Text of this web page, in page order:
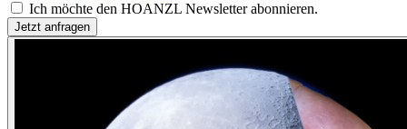
Ich möchte den HOANZL Newsletter abonnieren.